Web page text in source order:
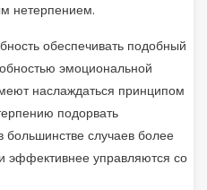
нетерпением.
обеспечивать подобный
эмоциональной
наслаждаться принципом
подорвать
случаев более
эффективнее управляются со